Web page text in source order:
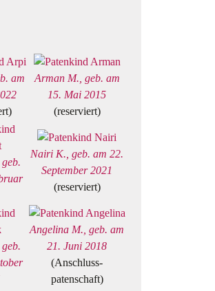
am
Arman M., geb. am
15. Mai 2015
(reserviert)
Nairi K., geb. am 22.
September 2021
(reserviert)
Angelina M., geb. am
21. Juni 2018
(Anschluss-
patenschaft)